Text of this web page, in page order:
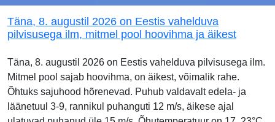
Täna, 8. augustil 2026 on Eestis vahelduva
pilvisusega ilm, mitmel pool hoovihma ja äikest
Täna, 8. augustil 2026 on Eestis vahelduva pilvisusega ilm.
Mitmel pool sajab hoovihma, on äikest, võimalik rahe.
Õhtuks sajuhood hõrenevad. Puhub valdavalt edela- ja
läänetuul 3-9, rannikul puhanguti 12 m/s, äikese ajal